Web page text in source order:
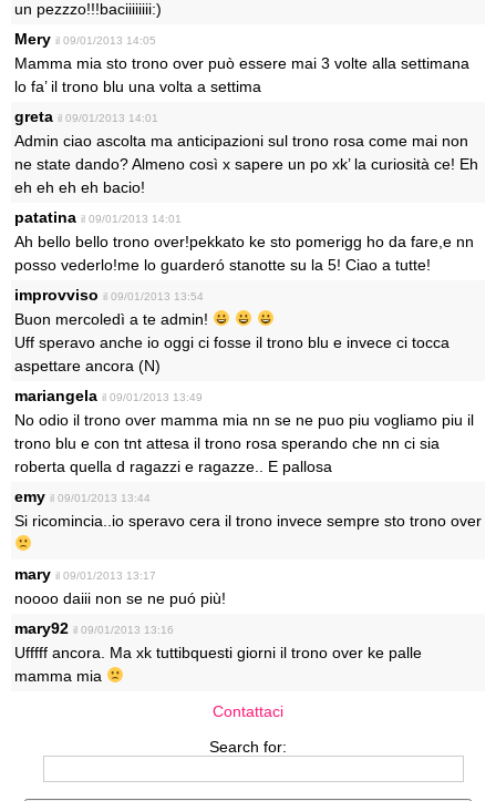
un pezzzo!!!baciiiiiiii:)
Mery il 09/01/2013 14:05
Mamma mia sto trono over può essere mai 3 volte alla settimana
lo fa’ il trono blu una volta a settima
greta il 09/01/2013 14:01
Admin ciao ascolta ma anticipazioni sul trono rosa come mai non
ne state dando? Almeno così x sapere un po xk’ la curiosità ce! Eh
eh eh eh eh bacio!
patatina il 09/01/2013 14:01
Ah bello bello trono over!pekkato ke sto pomerigg ho da fare,e nn
posso vederlo!me lo guarderó stanotte su la 5! Ciao a tutte!
improvviso il 09/01/2013 13:54
Buon mercoledì a te admin!
Uff speravo anche io oggi ci fosse il trono blu e invece ci tocca
aspettare ancora (N)
mariangela il 09/01/2013 13:49
No odio il trono over mamma mia nn se ne puo piu vogliamo piu il
trono blu e con tnt attesa il trono rosa sperando che nn ci sia
roberta quella d ragazzi e ragazze.. E pallosa
emy il 09/01/2013 13:44
Si ricomincia..io speravo cera il trono invece sempre sto trono over
mary il 09/01/2013 13:17
noooo daiii non se ne puó più!
mary92 il 09/01/2013 13:16
Ufffff ancora. Ma xk tuttibquesti giorni il trono over ke palle
mamma mia
Contattaci
Search for: